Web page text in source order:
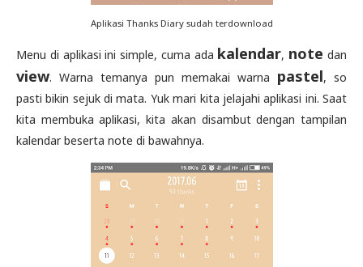
Aplikasi Thanks Diary sudah terdownload
Menu di aplikasi ini simple, cuma ada kalendar, note dan
view. Warna temanya pun memakai warna pastel, so
pasti bikin sejuk di mata. Yuk mari kita jelajahi aplikasi ini. Saat
kita membuka aplikasi, kita akan disambut dengan tampilan
kalendar beserta note di bawahnya.